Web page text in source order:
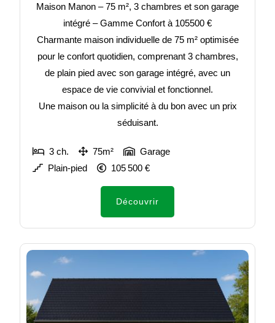
Maison Manon – 75 m², 3 chambres et son garage
intégré – Gamme Confort à 105500 €
Charmante maison individuelle de 75 m² optimisée
pour le confort quotidien, comprenant 3 chambres,
de plain pied avec son garage intégré, avec un
espace de vie convivial et fonctionnel.
Une maison ou la simplicité à du bon avec un prix
séduisant.
3 ch. 75m²
Garage
Plain-pied
105 500 €
Découvrir